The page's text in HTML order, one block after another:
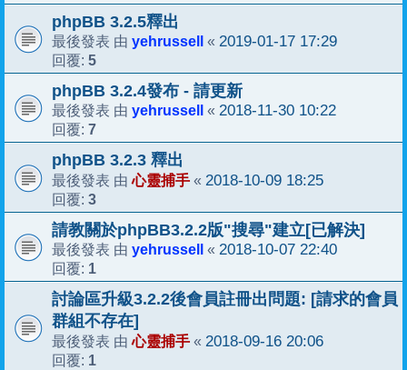
phpBB 3.2.5釋出
最後發表 由 yehrussell « 2019-01-17 17:29
回覆: 5
phpBB 3.2.4發布 - 請更新
最後發表 由 yehrussell « 2018-11-30 10:22
回覆: 7
phpBB 3.2.3 釋出
最後發表 由心靈捕手 « 2018-10-09 18:25
回覆: 3
請教關於phpBB3.2.2版"搜尋"建立[已解決]
最後發表 由 yehrussell « 2018-10-07 22:40
回覆: 1
討論區升級3.2.2後會員註冊出問題: [請求的會員
群組不存在]
最後發表 由心靈捕手 « 2018-09-16 20:06
回覆: 1